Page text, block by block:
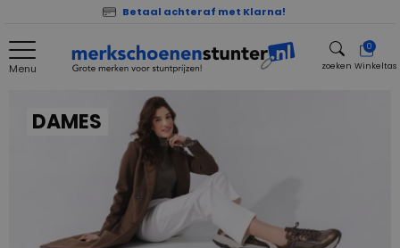
Betaal achteraf met Klarna!
Menu zoeken
0
Winkeltas
DAMES